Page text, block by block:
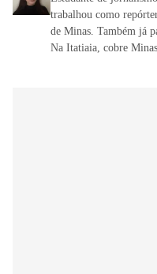
trabalhou como
de Minas. Também já
Na Itatiaia, cobre